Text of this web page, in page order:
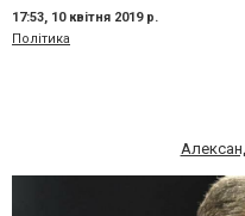
17:53, 10 квітня 2019 р.
Політика